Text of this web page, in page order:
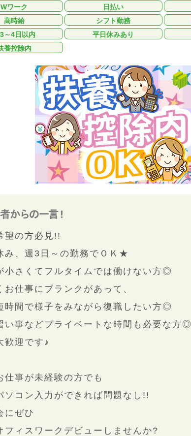
Wワーク 日払い
高時給
シフト勤務
～4日以内
平日休みあり
養控除内
望の方必見!!
み、週3日～の勤務でＯＫ★
小さくてフルタイムでは働けない方◎
お仕事にブランクがあって、
時間で様子をみながら復職したい方◎
い事などプライベートな時間も必要な方◎
歓迎です♪
仕事が未経験の方でも
ソコン入力ができれば問題なし!!
にぜひ
フィスワークデビューしませんか?